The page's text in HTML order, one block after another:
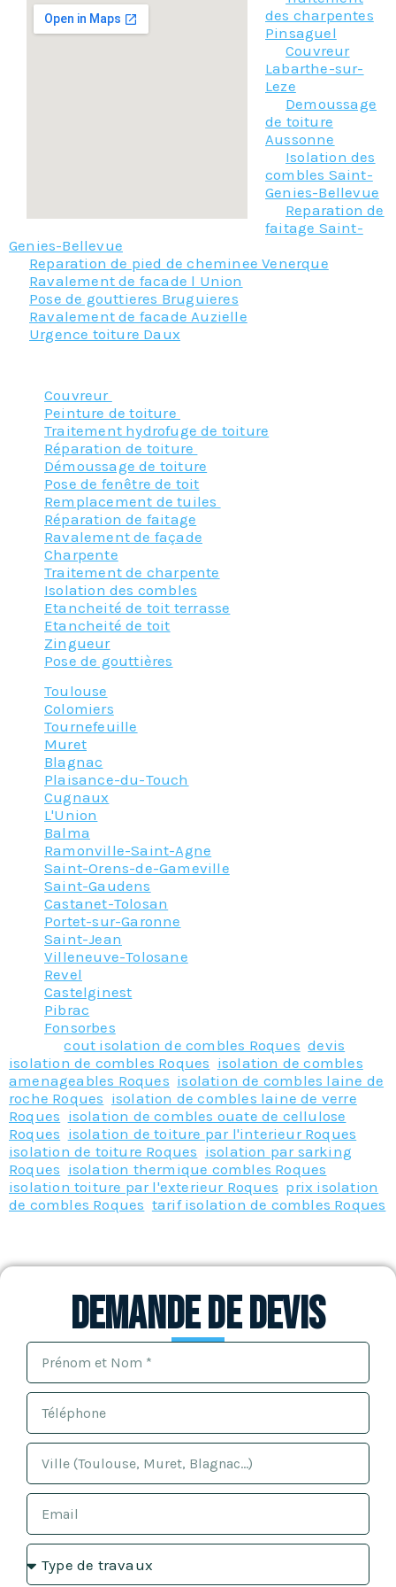
des charpentes
Pinsaguel
Couvreur
Labarthe-sur-
Leze
Demoussage
de toiture
Aussonne
Isolation des
combles Saint-
Genies-Bellevue
Reparation de
faitage Saint-
Genies-Bellevue
Reparation de pied de cheminee Venerque
Ravalement de facade l Union
Pose de gouttieres Bruguieres
Ravalement de facade Auzielle
Urgence toiture Daux
Couvreur
Peinture de toiture
Traitement hydrofuge de toiture
Réparation de toiture
Démoussage de toiture
Pose de fenêtre de toit
Remplacement de tuiles
Réparation de faitage
Ravalement de façade
Charpente
Traitement de charpente
Isolation des combles
Etancheité de toit terrasse
Etancheité de toit
Zingueur
Pose de gouttières
Toulouse
Colomiers
Tournefeuille
Muret
Blagnac
Plaisance-du-Touch
Cugnaux
L'Union
Balma
Ramonville-Saint-Agne
Saint-Orens-de-Gameville
Saint-Gaudens
Castanet-Tolosan
Portet-sur-Garonne
Saint-Jean
Villeneuve-Tolosane
Revel
Castelginest
Pibrac
Fonsorbes
Taggedcout isolation de combles Roques ,devis
isolation de combles Roques isolation de combles
amenageables Roques isolation de combles laine de
roche Roques isolation de combles laine de verre
Roques isolation de combles ouate de cellulose
Roques isolation de toiture par l'interieur Roques
isolation de toiture Roques isolation par sarking
Roques isolation thermique combles Roques
isolation toiture par l'exterieur Roques prix isolation
de combles Roques tarif isolation de combles Roques
Demande de devis